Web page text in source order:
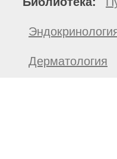
Дерматология